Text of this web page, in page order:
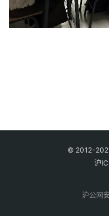
© 2012-
沪
沪公网